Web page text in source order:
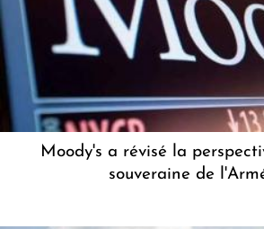
Moody's a révisé la
souveraine de